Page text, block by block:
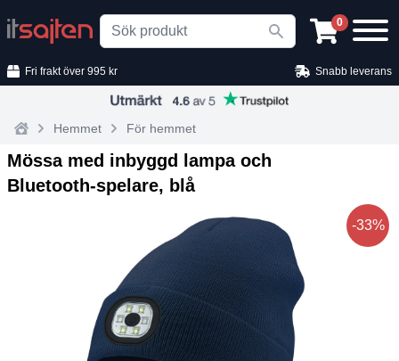
Search 0
Fri frakt över 995 kr Snabb leverans
Hemmet För hemmet
Mössa med inbyggd lampa och
Bluetooth‑spelare, blå
-33%